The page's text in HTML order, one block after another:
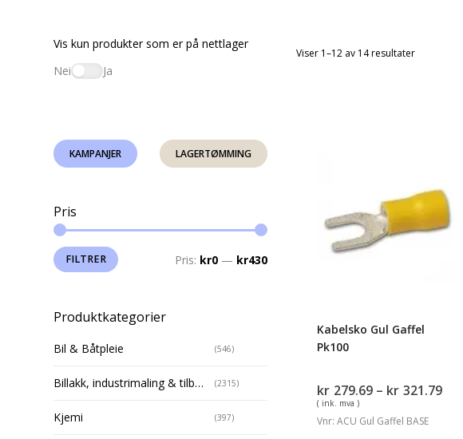
KAMPANJER LAGERTØMMING
Pris
Min.
Makspris
FILTRER Pris: kr0 — kr430
Produktkategorier
Bil & Båtpleie (546)
Billakk, industrimaling & tilbehør (2315)
Kjemi (397)
Viser 1–12 av 14 resultater
Vis kun produkter som er på nettlager
Nei
Ja
Kabelsko Gul Gaffel
Pk100
kr 279.69 – kr 321.79
( ink. mva )
Vnr: ACU Gul Gaffel BASE